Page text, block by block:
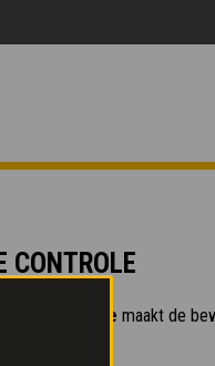
CONTROLE
transmissie maakt de